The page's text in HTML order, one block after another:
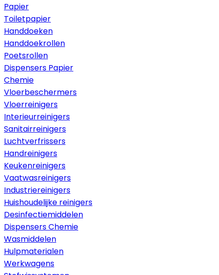
Papier
Toiletpapier
Handdoeken
Handdoekrollen
Poetsrollen
Dispensers Papier
Chemie
Vloerbeschermers
Vloerreinigers
Interieurreinigers
Sanitairreinigers
Luchtverfrissers
Handreinigers
Keukenreinigers
Vaatwasreinigers
Industriereinigers
Huishoudelijke reinigers
Desinfectiemiddelen
Dispensers Chemie
Wasmiddelen
Hulpmaterialen
Werkwagens